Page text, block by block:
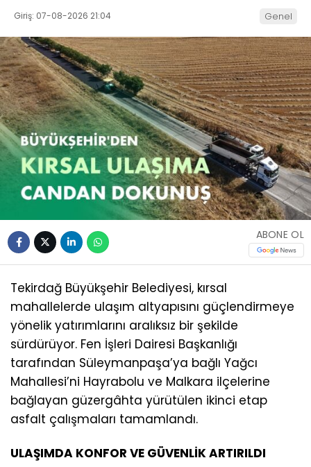
Giriş: 07-08-2026 21:04 Genel
ABONE OL
Tekirdağ Büyükşehir Belediyesi, kırsal
mahallelerde ulaşım altyapısını güçlendirmeye
yönelik yatırımlarını aralıksız bir şekilde
sürdürüyor. Fen İşleri Dairesi Başkanlığı
tarafından Süleymanpaşa’ya bağlı Yağcı
Mahallesi’ni Hayrabolu ve Malkara ilçelerine
bağlayan güzergâhta yürütülen ikinci etap
asfalt çalışmaları tamamlandı.
ULAŞIMDA KONFOR VE GÜVENLİK ARTIRILDI